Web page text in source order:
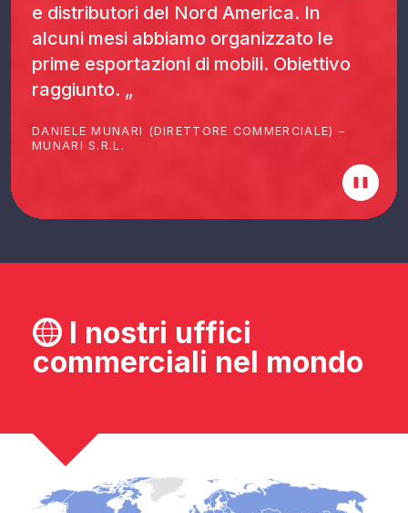
e distributori del Nord America. In
alcuni mesi abbiamo organizzato le
prime esportazioni di mobili. Obiettivo
raggiunto. „
DANIELE MUNARI (DIRETTORE COMMERCIALE) –
MUNARI S.R.L.
I nostri uffici
commerciali nel mondo